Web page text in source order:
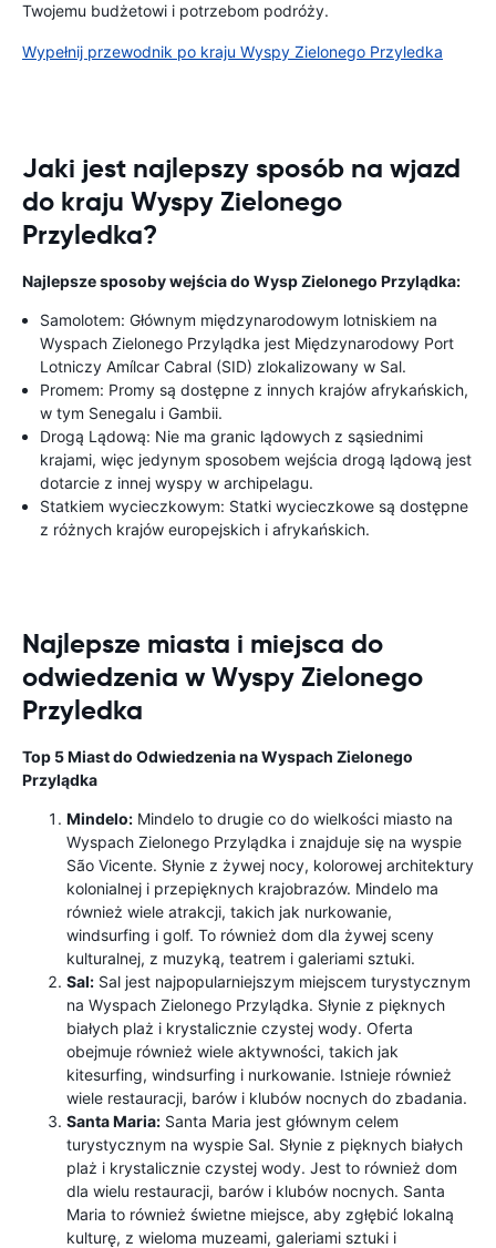
Twojemu budżetowi i potrzebom podróży.
Wypełnij przewodnik po kraju Wyspy Zielonego Przyledka
Jaki jest najlepszy sposób na wjazd
do kraju Wyspy Zielonego
Przyledka?
Najlepsze sposoby wejścia do Wysp Zielonego Przylądka:
Samolotem: Głównym międzynarodowym lotniskiem na
Wyspach Zielonego Przylądka jest Międzynarodowy Port
Lotniczy Amílcar Cabral (SID) zlokalizowany w Sal.
Promem: Promy są dostępne z innych krajów afrykańskich,
w tym Senegalu i Gambii.
Drogą Lądową: Nie ma granic lądowych z sąsiednimi
krajami, więc jedynym sposobem wejścia drogą lądową jest
dotarcie z innej wyspy w archipelagu.
Statkiem wycieczkowym: Statki wycieczkowe są dostępne
z różnych krajów europejskich i afrykańskich.
Najlepsze miasta i miejsca do
odwiedzenia w Wyspy Zielonego
Przyledka
Top 5 Miast do Odwiedzenia na Wyspach Zielonego
Przylądka
Mindelo: Mindelo to drugie co do wielkości miasto na
Wyspach Zielonego Przylądka i znajduje się na wyspie
São Vicente. Słynie z żywej nocy, kolorowej architektury
kolonialnej i przepięknych krajobrazów. Mindelo ma
również wiele atrakcji, takich jak nurkowanie,
windsurfing i golf. To również dom dla żywej sceny
kulturalnej, z muzyką, teatrem i galeriami sztuki.
Sal: Sal jest najpopularniejszym miejscem turystycznym
na Wyspach Zielonego Przylądka. Słynie z pięknych
białych plaż i krystalicznie czystej wody. Oferta
obejmuje również wiele aktywności, takich jak
kitesurfing, windsurfing i nurkowanie. Istnieje również
wiele restauracji, barów i klubów nocnych do zbadania.
Santa Maria: Santa Maria jest głównym celem
turystycznym na wyspie Sal. Słynie z pięknych białych
plaż i krystalicznie czystej wody. Jest to również dom
dla wielu restauracji, barów i klubów nocnych. Santa
Maria to również świetne miejsce, aby zgłębić lokalną
kulturę, z wieloma muzeami, galeriami sztuki i